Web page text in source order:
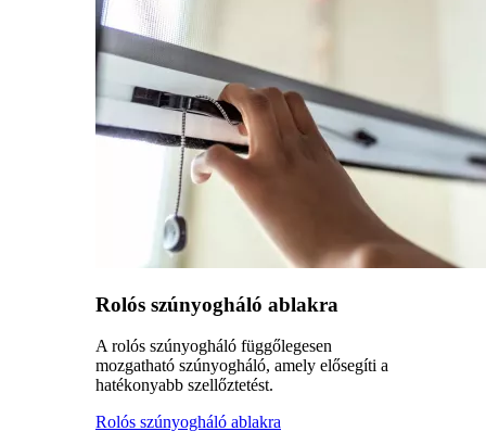
Rolós szúnyogháló ablakra
A rolós szúnyogháló függőlegesen
mozgatható szúnyogháló, amely elősegíti a
hatékonyabb szellőztetést.
Rolós szúnyogháló ablakra